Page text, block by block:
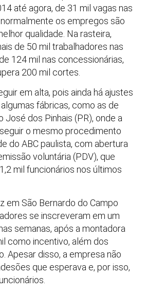
até agora, de 31 mil vagas nas
os empregos são
qualidade. Na rasteira,
de 50 mil trabalhadores nas
124 mil nas concessionárias,
200 mil cortes.
em alta, pois ainda há ajustes
fábricas, como as de
José dos Pinhais (PR), onde a
o mesmo procedimento
do ABC paulista, com abertura
voluntária (PDV), que
mil funcionários nos últimos
em São Bernardo do Campo
se inscreveram em um
semanas, após a montadora
como incentivo, além dos
Apesar disso, a empresa não
que esperava e, por isso,